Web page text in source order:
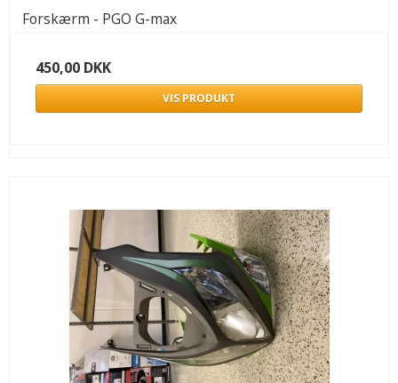
Forskærm - PGO G-max
450,00 DKK
VIS PRODUKT